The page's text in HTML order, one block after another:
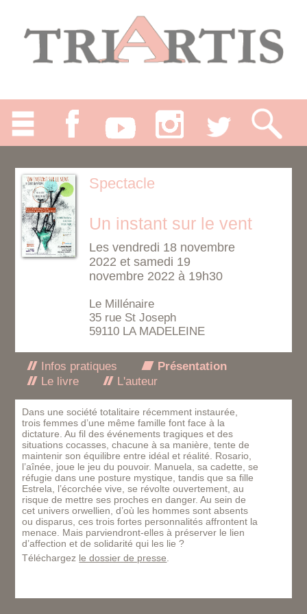
Spectacle
Un instant sur le vent
Les vendredi 18 novembre
2022 et samedi 19
novembre 2022 à 19h30
Le Millénaire
35 rue St Joseph
59110 LA MADELEINE
Infos pratiques
Présentation
Le livre
L'auteur
Dans une société totalitaire récemment instaurée,
trois femmes d’une même famille font face à la
dictature. Au fil des événements tragiques et des
situations cocasses, chacune à sa manière, tente de
maintenir son équilibre entre idéal et réalité. Rosario,
l’aînée, joue le jeu du pouvoir. Manuela, sa cadette, se
réfugie dans une posture mystique, tandis que sa fille
Estrela, l’écorchée vive, se révolte ouvertement, au
risque de mettre ses proches en danger. Au sein de
cet univers orwellien, d’où les hommes sont absents
ou disparus, ces trois fortes personnalités affrontent la
menace. Mais parviendront-elles à préserver le lien
d’affection et de solidarité qui les lie ?
Téléchargez le dossier de presse